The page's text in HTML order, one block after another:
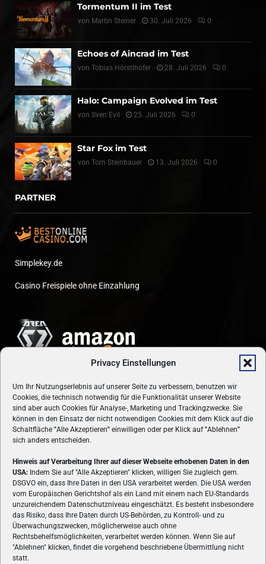
Privacy Einstellungen
Um Ihr Nutzungserlebnis auf unserer Seite zu verbessern, benutzen wir
Cookies, die technisch notwendig für die Funktionalität unserer Website
sind aber auch Cookies für Analyse-, Marketing und Trackingzwecke. Sie
können in den Einsatz der nicht notwendigen Cookies mit dem Klick auf die
Schaltfläche "Alle Akzeptieren" einwilligen oder per Klick auf"Ablehnen"
sich anders entscheiden.
Hinweis auf Verarbeitung Ihrer auf dieser Webseite erhobenen Daten in den
USA: Indem Sie auf "Alle Akzeptieren" klicken, willigen Sie zugleich gem.
DSGVO ein, dass Ihre Daten in den USA verarbeitet werden. Die USA werden
vom Europäischen Gerichtshof als ein Land mit einem nach EU-Standards
unzureichendem Datenschutzniveau eingeschätzt. Es besteht insbesondere
das Risiko, dass Ihre Daten durch US-Behörden, zu Kontroll- und zu
Überwachungszwecken, möglicherweise auch ohne
Rechtsbehelfsmöglichkeiten, verarbeitet werden können. Wenn Sie auf
"Ablehnen" klicken, findet die vorgehend beschriebene Übermittlung nicht
statt.
Tormentum II im Test
von Martin Steiner 30. Juli 2026 0
Echoes of Aincrad im Test
von Tobias Hörstlhofer 28. Juli 2026 0
Halo: Campaign Evolved im Test
von Sven Evil 25. Juli 2026 0
Star Fox im Test
von Tom Steinbauer 13. Juli 2026 0
PARTNER
Simplekey.de
Casino Freispiele ohne Einzahlung
ÜBER UNS
VON GAMERN, FÜR GAMER! Gamers.at ist das älteste Online-
Spielemagazin Österreichs und bringt täglich aktuelle News,
Reviews und Videos zu PC- und Konsolenspielen, Gaming-
Hardware und aus der Welt des e-Sport's.